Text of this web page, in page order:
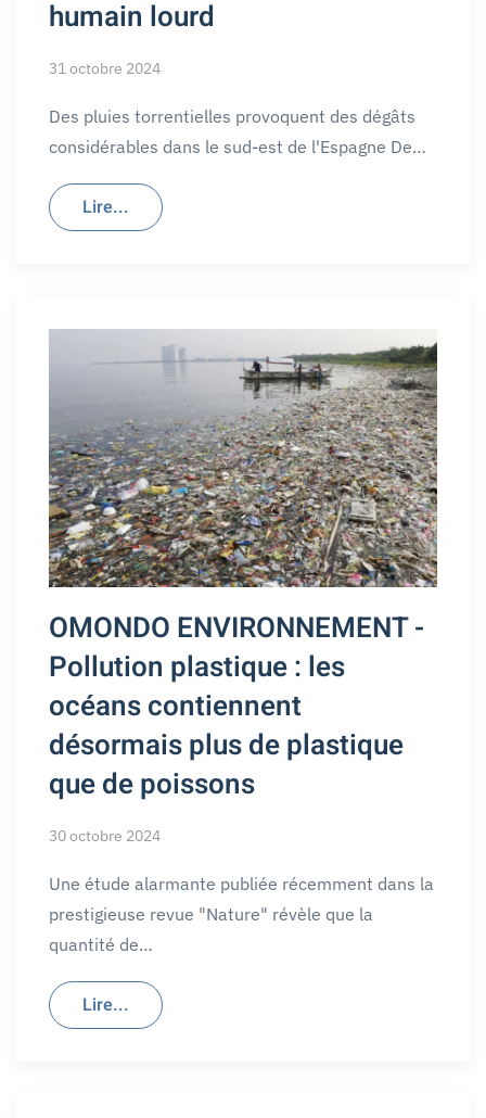
humain lourd
31 octobre 2024
Des pluies torrentielles provoquent des dégâts
considérables dans le sud-est de l'Espagne De…
Lire...
OMONDO ENVIRONNEMENT -
Pollution plastique : les
océans contiennent
désormais plus de plastique
que de poissons
30 octobre 2024
Une étude alarmante publiée récemment dans la
prestigieuse revue "Nature" révèle que la
quantité de…
Lire...